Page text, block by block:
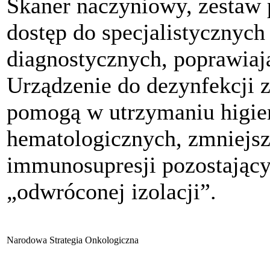
Skaner naczyniowy,
dostęp do
diagnostycznych,
Urządzenie do dezynfekcji
pomogą w utrzymaniu
hematologicznych,
immunosupresji
„odwróconej izolacji”.
Narodowa Strategia Onkologiczna